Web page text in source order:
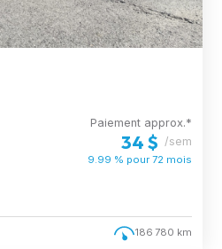
Paiement approx.*
34 $ /sem
9.99 % pour72 mois
186 780 km